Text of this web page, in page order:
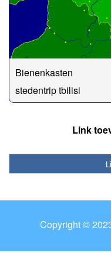
Bienenkasten
stedentrip tbilisi
Link
Copyright ©